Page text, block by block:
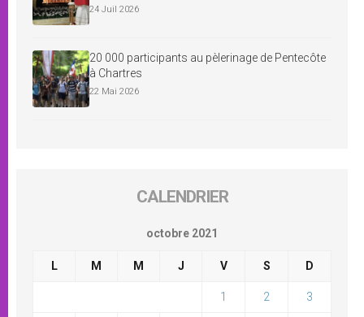
24 Juil 2026
20 000 participants au pèlerinage de Pentecôte
à Chartres
22 Mai 2026
CALENDRIER
octobre 2021
L M M J V S D
1 2 3